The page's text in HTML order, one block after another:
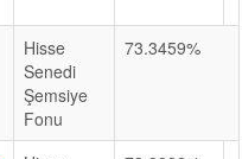
Hisse
Senedi
Şemsiye
Fonu
73.3459%